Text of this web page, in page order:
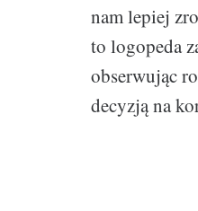
nam lepiej
to logopeda
obserwując
decyzją na